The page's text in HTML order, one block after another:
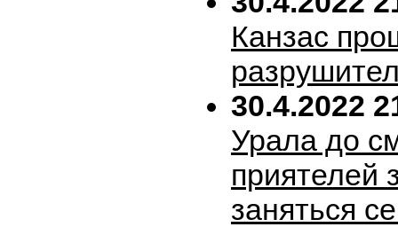
Канзас
30.4.2022
Урала до
приятелей
заняться